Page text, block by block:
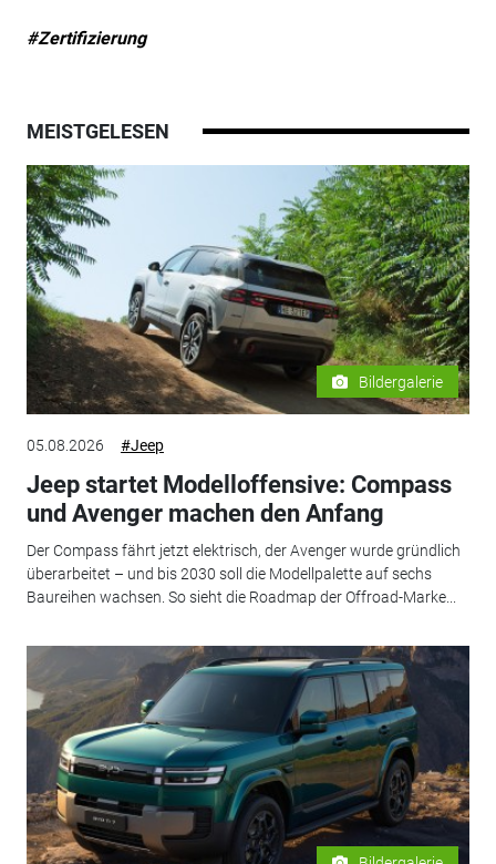
#Zertifizierung
MEISTGELESEN
Bildergalerie
05.08.2026 #Jeep
Jeep startet Modelloffensive: Compass
und Avenger machen den Anfang
Der Compass fährt jetzt elektrisch, der Avenger wurde gründlich
überarbeitet – und bis 2030 soll die Modellpalette auf sechs
Baureihen wachsen. So sieht die Roadmap der Offroad-Marke...